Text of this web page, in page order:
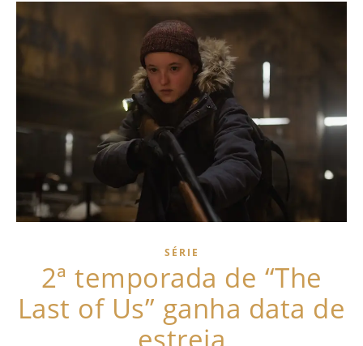
SÉRIE
2ª temporada de “The
Last of Us” ganha data de